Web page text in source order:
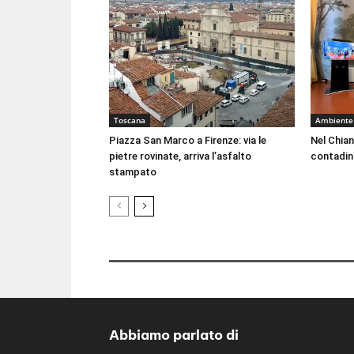
Toscana
Piazza San Marco a Firenze: via le
pietre rovinate, arriva l’asfalto
stampato
Ambiente
Nel
Abbiamo parlato di